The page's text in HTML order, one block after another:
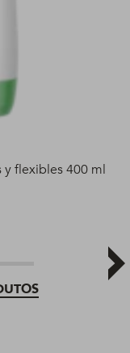
y flexibles 400 ml